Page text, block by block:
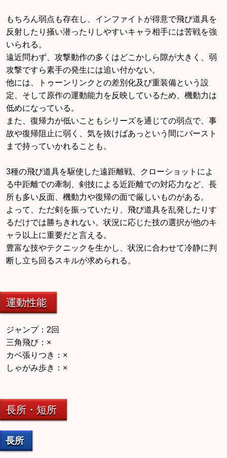
もちろん弱点も存在し、インファイトが得意で飛び道具を
反射したり掻い潜ったりしやすいキャラ相手には苦戦を強
いられる。
遠近問わず、攻撃動作の多くはどこかしら隙が大きく、弱
攻撃ですら素手の発生には追い付かない。
他には、トゥーンリンクとの差別化及び重装備という設
定、そして原作の運動能力を反映しているため、機動力は
低めになっている。
また、復帰力が低いこともシリーズを通じての弱点で、事
故や復帰阻止に弱く、気を抜けばあっという間にバースト
まで持っていかれることも。
3種の飛び道具を駆使した遠距離戦、クローショットによ
る中距離での牽制、剣技による近距離での対応力など、長
所も多い反面、機動力や復帰の面で厳しいものがある。
よって、ただ剣を振っていたり、飛び道具を乱発したりす
るだけでは勝ちきれない。状況に応じた技の選択が他のキ
ャラ以上に重要だと言える。
豊富な技やテクニックを生かし、状況に合わせて冷静に判
断し立ち回るスキルが求められる。
運動性能
ジャンプ：2回
三角飛び：×
カベ張りつき：×
しゃがみ歩き：×
長所・短所
長所